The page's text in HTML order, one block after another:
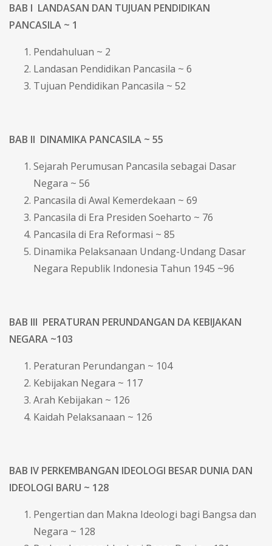
BAB I LANDASAN DAN TUJUAN PENDIDIKAN
PANCASILA ~ 1
Pendahuluan ~ 2
Landasan Pendidikan Pancasila ~ 6
Tujuan Pendidikan Pancasila ~ 52
BAB II DINAMIKA PANCASILA ~ 55
Sejarah Perumusan Pancasila sebagai Dasar
Negara ~ 56
Pancasila di Awal Kemerdekaan ~ 69
Pancasila di Era Presiden Soeharto ~ 76
Pancasila di Era Reformasi ~ 85
Dinamika Pelaksanaan Undang-Undang Dasar
Negara Republik Indonesia Tahun 1945 ~96
BAB III PERATURAN PERUNDANGAN DA KEBIJAKAN
NEGARA ~103
Peraturan Perundangan ~ 104
Kebijakan Negara ~ 117
Arah Kebijakan ~ 126
Kaidah Pelaksanaan ~ 126
BAB IV PERKEMBANGAN IDEOLOGI BESAR DUNIA DAN
IDEOLOGI BARU ~ 128
Pengertian dan Makna Ideologi bagi Bangsa dan
Negara ~ 128